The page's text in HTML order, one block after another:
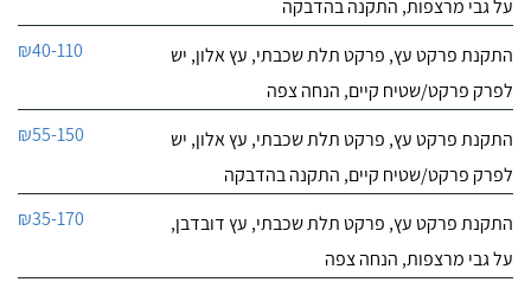
על גבי מרצפות, התקנה בהדבקה
התקנת פרקט עץ, פרקט תלת שכבתי, עץ אלון, יש
לפרק פרקט/שטיח קיים, הנחה צפה
₪40-110
התקנת פרקט עץ, פרקט תלת שכבתי, עץ אלון, יש
לפרק פרקט/שטיח קיים, התקנה בהדבקה
₪55-150
התקנת פרקט עץ, פרקט תלת שכבתי, עץ דובדבן,
על גבי מרצפות, הנחה צפה
₪35-170